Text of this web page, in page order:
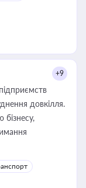
+9
довкілля.